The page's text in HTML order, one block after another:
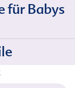
für Babys